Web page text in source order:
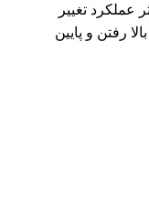
عملکرد تغییر
رفتن و پایین